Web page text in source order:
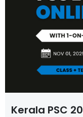
Kerala PSC